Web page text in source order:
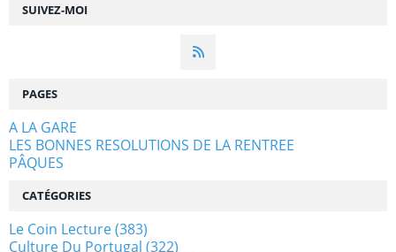
SUIVEZ-MOI
PAGES
A LA GARE
LES BONNES RESOLUTIONS DE LA RENTREE
PÂQUES
CATÉGORIES
Le Coin Lecture(383)
Culture Du Portugal (322)